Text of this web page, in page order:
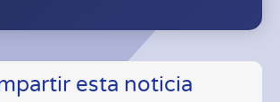
esta noticia